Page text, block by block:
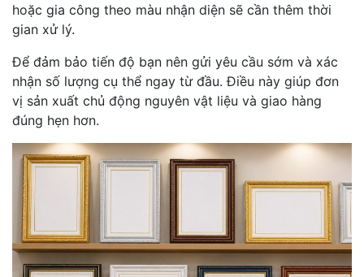
hoặc gia công theo màu nhận diện sẽ cần thêm thời
gian xử lý.
Để đảm bảo tiến độ bạn nên gửi yêu cầu sớm và xác
nhận số lượng cụ thể ngay từ đầu. Điều này giúp đơn
vị sản xuất chủ động nguyên vật liệu và giao hàng
đúng hẹn hơn.